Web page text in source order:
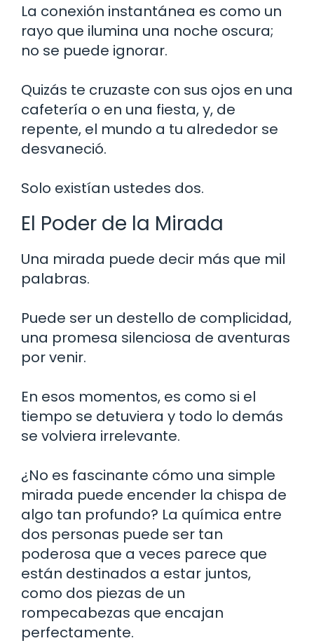
La conexión instantánea es como un
rayo que ilumina una noche oscura;
no se puede ignorar.
Quizás te cruzaste con sus ojos en una
cafetería o en una fiesta, y, de
repente, el mundo a tu alrededor se
desvaneció.
Solo existían ustedes dos.
El Poder de la Mirada
Una mirada puede decir más que mil
palabras.
Puede ser un destello de complicidad,
una promesa silenciosa de aventuras
por venir.
En esos momentos, es como si el
tiempo se detuviera y todo lo demás
se volviera irrelevante.
¿No es fascinante cómo una simple
mirada puede encender la chispa de
algo tan profundo? La química entre
dos personas puede ser tan
poderosa que a veces parece que
están destinados a estar juntos,
como dos piezas de un
rompecabezas que encajan
perfectamente.